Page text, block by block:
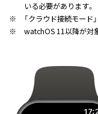
いる必要があります。
※
「クラウド接続モード
※
watchOS 11以降が対